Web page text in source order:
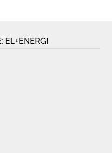
EL+ENERGI